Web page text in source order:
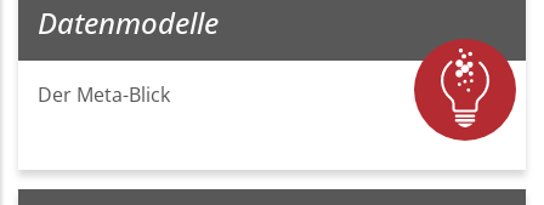
Datenmodelle
Der Meta-Blick